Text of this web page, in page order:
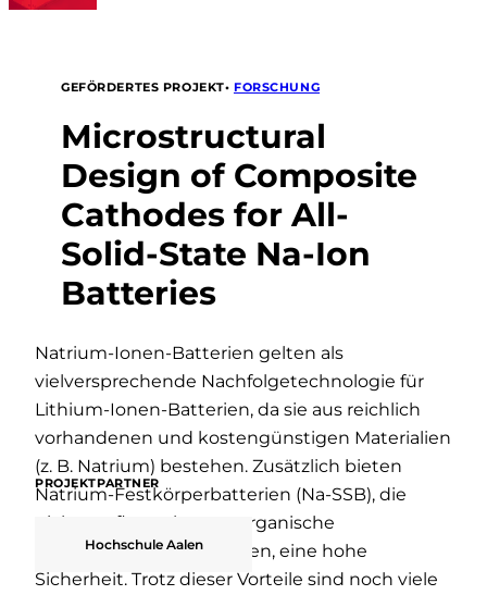
GEFÖRDERTES PROJEKT• FORSCHUNG
Microstructural
Design of Composite
Cathodes for All-
Solid-State Na-Ion
Batteries
Natrium-Ionen-Batterien gelten als
vielversprechende Nachfolgetechnologie für
Lithium-Ionen-Batterien, da sie aus reichlich
vorhandenen und kostengünstigen Materialien
(z. B. Natrium) bestehen. Zusätzlich bieten
Natrium-Festkörperbatterien (Na-SSB), die
nicht entflammbare anorganische
Festelektrolyte verwenden, eine hohe
Sicherheit. Trotz dieser Vorteile sind noch viele
PROJEKTPARTNER
Hochschule Aalen